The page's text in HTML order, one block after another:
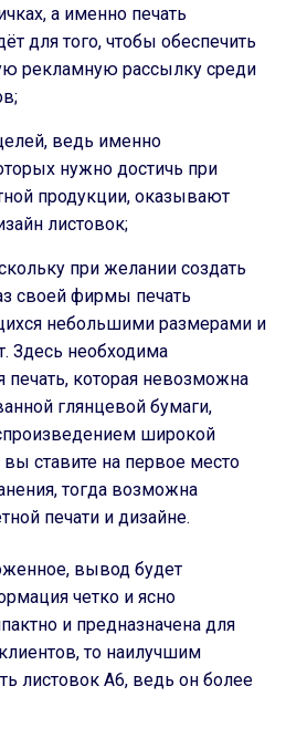
а именно печать
для того, чтобы обеспечить
рекламную рассылку среди
ведь именно
нужно достичь при
продукции, оказывают
листовок;
при желании создать
своей фирмы печать
небольшими размерами и
Здесь необходима
печать, которая невозможна
глянцевой бумаги,
широкой
ставите на первое место
тогда возможна
печати и дизайне.
вывод будет
четко и ясно
и предназначена для
то наилучшим
листовок А6, ведь он более